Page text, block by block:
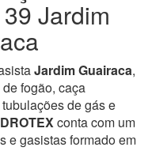
Jardim
Jardim Guairaca,
fogão, caça
de gás e
conta com um
e gasistas formado em